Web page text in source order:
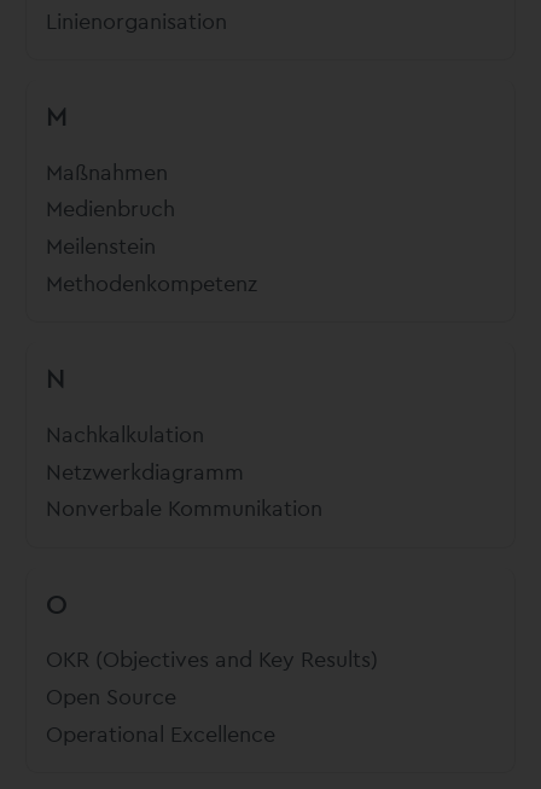
Linienorganisation
M
Maßnahmen
Medienbruch
Meilenstein
Methodenkompetenz
N
Nachkalkulation
Netzwerkdiagramm
Nonverbale Kommunikation
O
OKR (Objectives and Key Results)
Open Source
Operational Excellence